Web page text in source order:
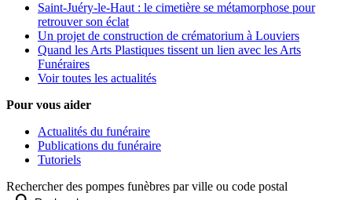
Saint-Juéry-le-Haut : le cimetière se métamorphose pour
retrouver son éclat
Un projet de construction de crématorium à Louviers
Quand les Arts Plastiques tissent un lien avec les Arts
Funéraires
Voir toutes les actualités
Pour vous aider
Actualités du funéraire
Publications du funéraire
Tutoriels
Rechercher des pompes funèbres par ville ou code postal